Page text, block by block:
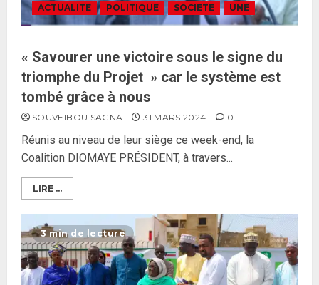
ACTUALITE POLITIQUE SOCIETE UNE
« Savourer une victoire sous le signe du
triomphe du Projet » car le système est
tombé grâce à nous
SOUVEIBOU SAGNA 31 MARS 2024 0
Réunis au niveau de leur siège ce week-end, la
Coalition DIOMAYE PRÉSIDENT, à travers...
LIRE ...
3 min de lecture